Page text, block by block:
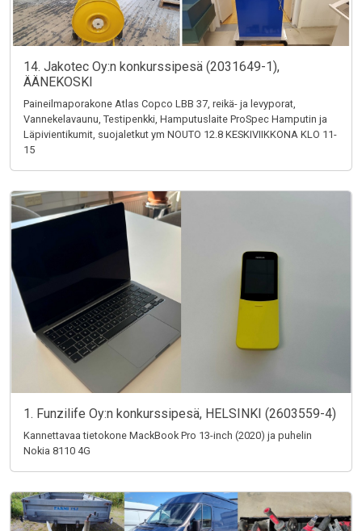
14. Jakotec Oy:n konkurssipesä (2031649-1),
ÄÄNEKOSKI
Paineilmaporakone Atlas Copco LBB 37, reikä- ja levyporat,
Vannekelavaunu, Testipenkki, Hamputuslaite ProSpec Hamputin ja
Läpivientikumit, suojaletkut ym NOUTO 12.8 KESKIVIIKKONA KLO 11-
15
1. Funzilife Oy:n konkurssipesä, HELSINKI (2603559-4)
Kannettavaa tietokone MackBook Pro 13-inch (2020) ja puhelin
Nokia 8110 4G